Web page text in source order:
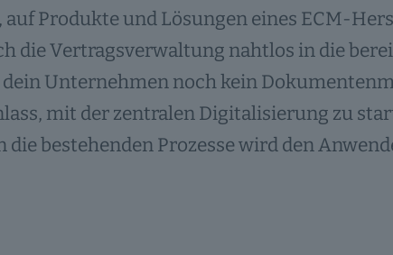
Produkte und Lösungen eines ECM-
die Vertragsverwaltung nahtlos in die
dein Unternehmen noch kein
mit der zentralen Digitalisierung zu
bestehenden Prozesse wird den